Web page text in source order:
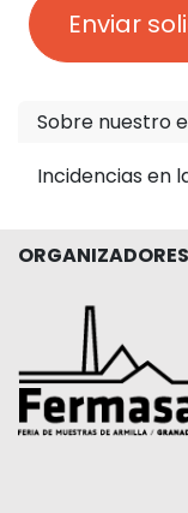
Enviar
Sobre nuestro
Incidencias en
ORGANIZADORES